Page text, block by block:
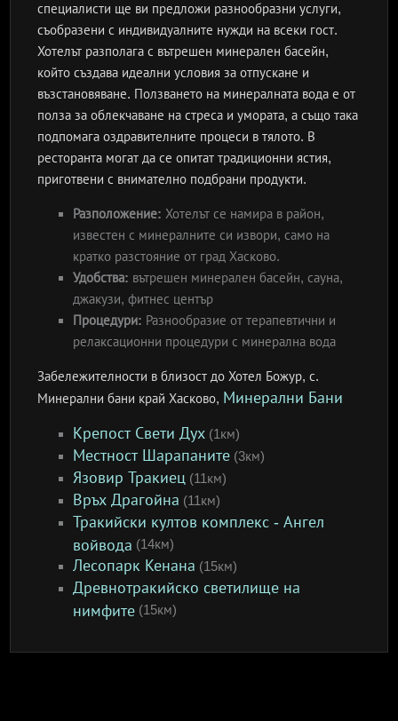
специалисти ще ви предложи разнообразни услуги,
съобразени с индивидуалните нужди на всеки гост.
Хотелът разполага с вътрешен минерален басейн,
който създава идеални условия за отпускане и
възстановяване. Ползването на минералната вода е от
полза за облекчаване на стреса и умората, а също така
подпомага оздравителните процеси в тялото. В
ресторанта могат да се опитат традиционни ястия,
приготвени с внимателно подбрани продукти.
Разположение: Хотелът се намира в район,
известен с минералните си извори, само на
кратко разстояние от град Хасково.
Удобства: вътрешен минерален басейн, сауна,
джакузи, фитнес център
Процедури: Разнообразие от терапевтични и
релаксационни процедури с минерална вода
Забележителности в близост до Хотел Божур, с.
Минерални бани край Хасково, Минерални Бани
Крепост Свети Дух (1км)
Местност Шарапаните (3км)
Язовир Тракиец (11км)
Връх Драгойна (11км)
Тракийски култов комплекс - Ангел
войвода (14км)
Лесопарк Кенана (15км)
Древнотракийско светилище на
нимфите (15км)